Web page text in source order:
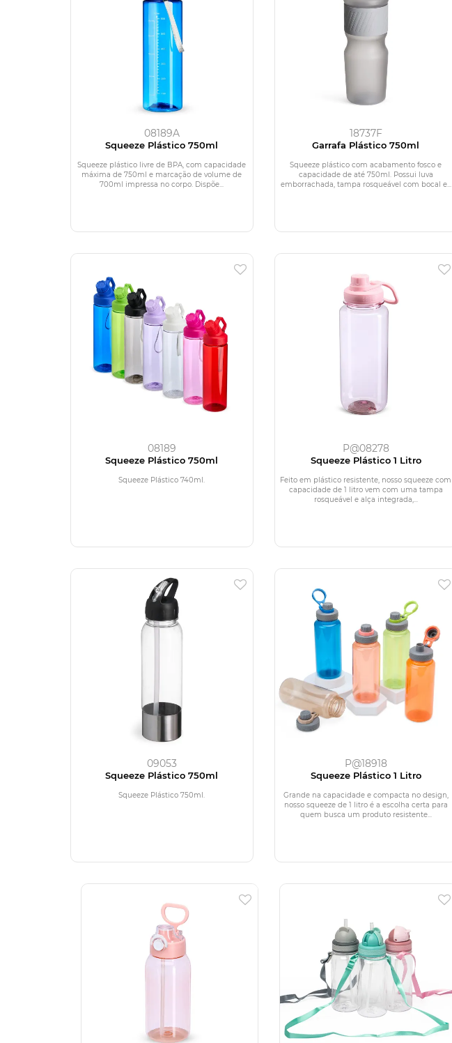
08189A
Squeeze Plástico 750ml
Squeeze plástico livre de BPA, com capacidade
máxima de 750ml e marcação de volume de
700ml impressa no corpo. Dispõe...
18737F
Garrafa Plástico 750ml
Squeeze plástico com acabamento fosco e
capacidade de até 750ml. Possui luva
emborrachada, tampa rosqueável com bocal e...
08189
Squeeze Plástico 750ml
Squeeze Plástico 740ml.
P@08278
Squeeze Plástico 1 Litro
Feito em plástico resistente, nosso squeeze com
capacidade de 1 litro vem com uma tampa
rosqueável e alça integrada,...
09053
Squeeze Plástico 750ml
Squeeze Plástico 750ml.
P@18918
Squeeze Plástico 1 Litro
Grande na capacidade e compacta no design,
nosso squeeze de 1 litro é a escolha certa para
quem busca um produto resistente...